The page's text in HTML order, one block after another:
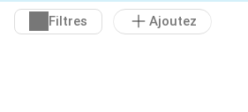
Filtres Ajoutez